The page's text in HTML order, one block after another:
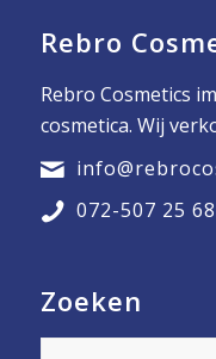
Rebro
Rebro Cosmetics
cosmetica. Wij
072-507 25 68
Zoeken